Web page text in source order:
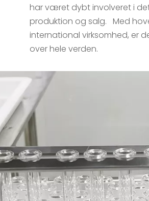
har været dybt involveret i
produktion og salg.Med
international virksomhed, er
over hele verden.